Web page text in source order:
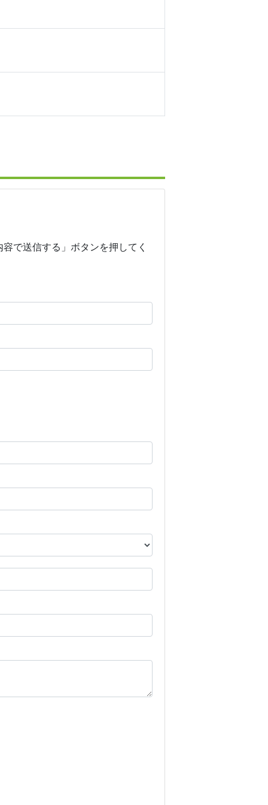
で送信する」ボタンを押してく